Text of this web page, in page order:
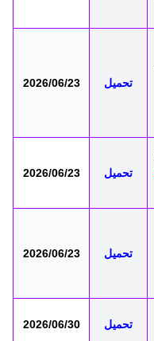
تحميل 2026/06/23
تحميل 2026/06/23
تحميل 2026/06/23
تحميل 2026/06/30